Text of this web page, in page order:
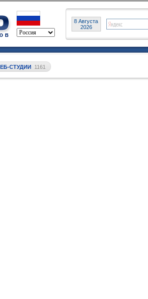
8 Августа
2026
СТУДИИ 1161